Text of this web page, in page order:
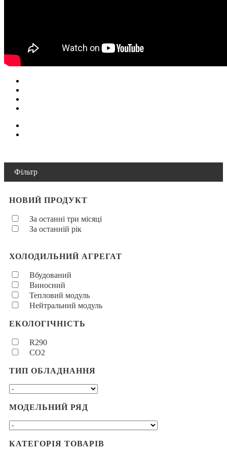
Фільтр
НОВИЙ ПРОДУКТ
За останні три місяці
За останній рік
ХОЛОДИЛЬНИЙ АГРЕГАТ
Вбудований
Виносний
Тепловий модуль
Нейтральний модуль
ЕКОЛОГІЧНІСТЬ
R290
CO2
ТИП ОБЛАДНАННЯ
МОДЕЛЬНИЙ РЯД
КАТЕГОРІЯ ТОВАРІВ